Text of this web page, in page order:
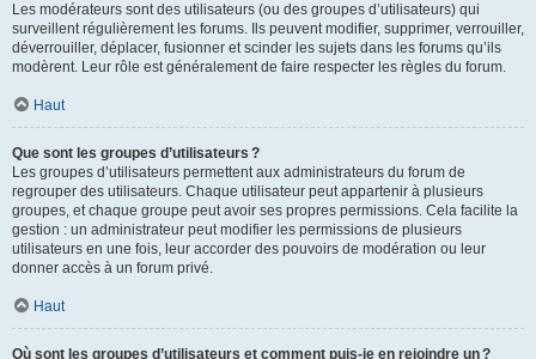
Les modérateurs sont des utilisateurs (ou des groupes d’utilisateurs) qui
surveillent régulièrement les forums. Ils peuvent modifier, supprimer, verrouiller,
déverrouiller, déplacer, fusionner et scinder les sujets dans les forums qu’ils
modèrent. Leur rôle est généralement de faire respecter les règles du forum.
Haut
Que sont les groupes d’utilisateurs ?
Les groupes d’utilisateurs permettent aux administrateurs du forum de
regrouper des utilisateurs. Chaque utilisateur peut appartenir à plusieurs
groupes, et chaque groupe peut avoir ses propres permissions. Cela facilite la
gestion : un administrateur peut modifier les permissions de plusieurs
utilisateurs en une fois, leur accorder des pouvoirs de modération ou leur
donner accès à un forum privé.
Haut
Où sont les groupes d’utilisateurs et comment puis-je en rejoindre un ?